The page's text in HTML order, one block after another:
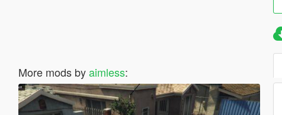
More mods byaimless: